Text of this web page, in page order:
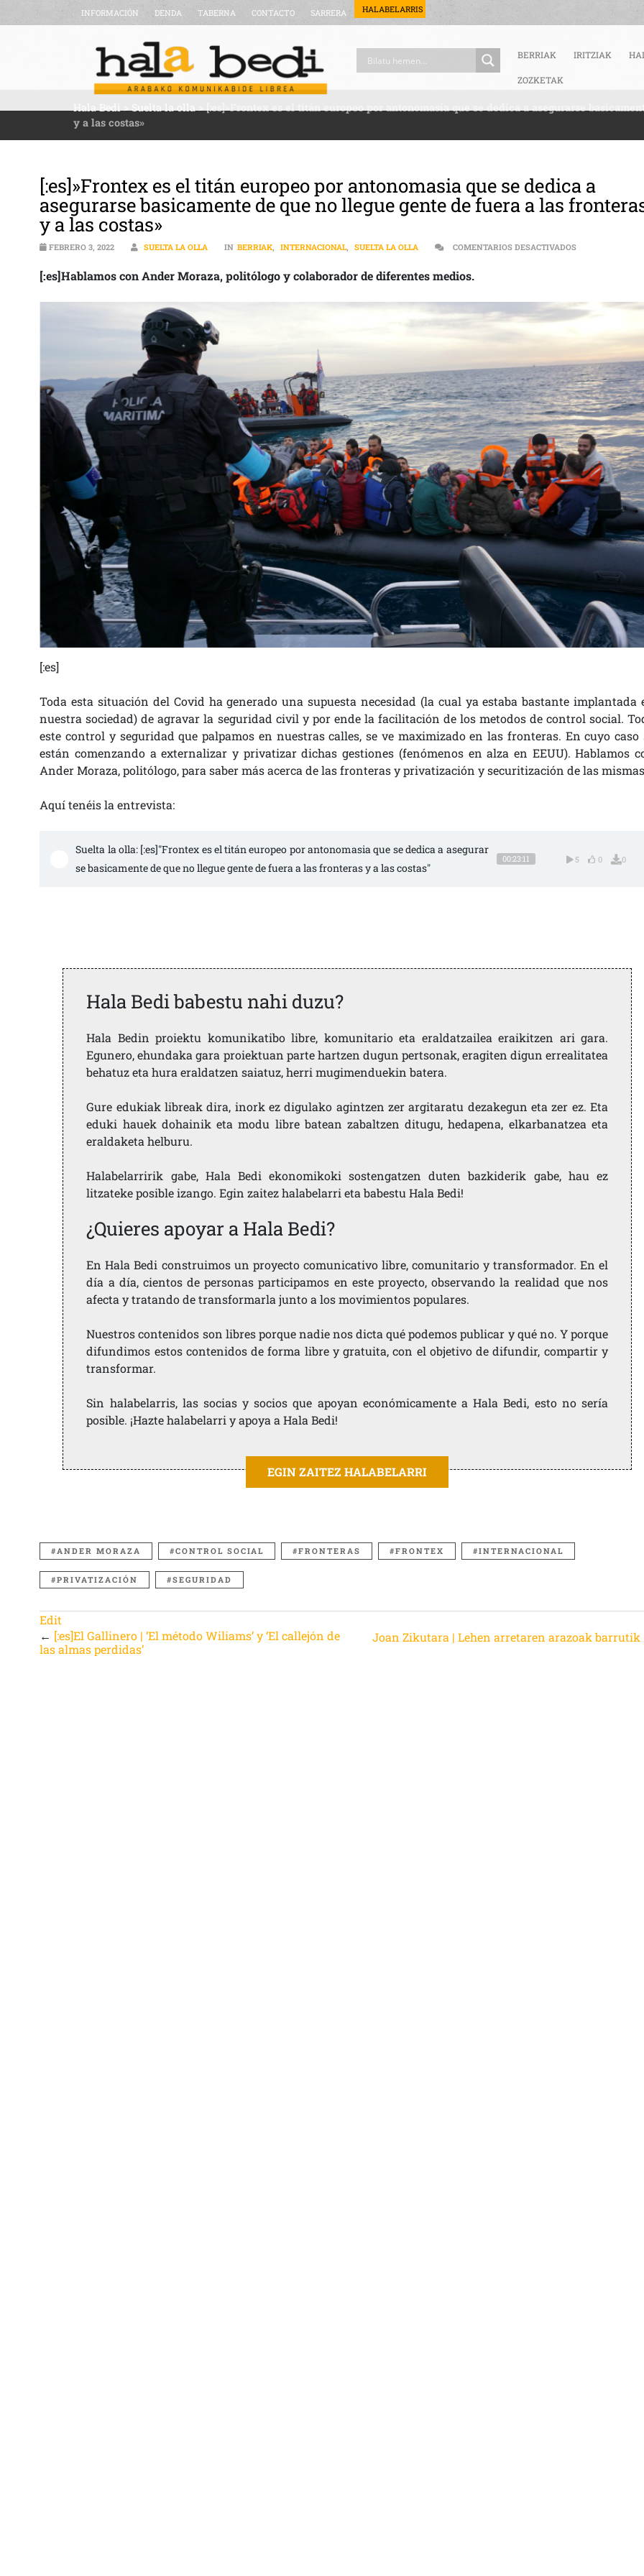
INFORMACIÓN DENDA TABERNA CONTACTO SARRERA HALABELARRIS
BERRIAK IRITZIAK
ZOZKETAK
Hala Bedi>Suelta la olla>[:es]»Frontex es el titán europeo por antonomasia que se dedica a asegurarse
y a las costas»
[:es]»Frontex es el titán europeo por antonomasia que se dedica a
asegurarse basicamente de que no llegue gente de fuera a las
y a las costas»
FEBRERO 3, 2022 SUELTA LA OLLA IN BERRIAK, INTERNACIONAL, SUELTA LA OLLA COMENTARIOS DESACTIVADOSEN
[:es]Hablamos con Ander Moraza, politólogo y colaborador de diferentes medios.
[:es]
Toda esta situación del Covid ha generado una supuesta necesidad (la cual ya estaba bastante implantada
nuestra sociedad) de agravar la seguridad civil y por ende la facilitación de los metodos de control social.
este control y seguridad que palpamos en nuestras calles, se ve maximizado en las fronteras. En cuyo caso
están comenzando a externalizar y privatizar dichas gestiones (fenómenos en alza en EEUU). Hablamos
Ander Moraza, politólogo, para saber más acerca de las fronteras y privatización y securitización de las
Aquí tenéis la entrevista:
Suelta la olla: [:es]"Frontex es el titán europeo por antonomasia que se dedica a asegurar
se basicamente de que no llegue gente de fuera a las fronteras y a las costas"
00:23:11 5 0 0
Hala Bedi babestu nahi duzu?
Hala Bedin proiektu komunikatibo libre, komunitario eta eraldatzailea eraikitzen ari gara.
Egunero, ehundaka gara proiektuan parte hartzen dugun pertsonak, eragiten digun errealitatea
behatuz eta hura eraldatzen saiatuz, herri mugimenduekin batera.
Gure edukiak libreak dira, inork ez digulako agintzen zer argitaratu dezakegun eta zer ez. Eta
eduki hauek dohainik eta modu libre batean zabaltzen ditugu, hedapena, elkarbanatzea eta
eraldaketa helburu.
Halabelarririk gabe, Hala Bedi ekonomikoki sostengatzen duten bazkiderik gabe, hau ez
litzateke posible izango. Egin zaitez halabelarri eta babestu Hala Bedi!
¿Quieres apoyar a Hala Bedi?
En Hala Bedi construimos un proyecto comunicativo libre, comunitario y transformador. En el
día a día, cientos de personas participamos en este proyecto, observando la realidad que nos
afecta y tratando de transformarla junto a los movimientos populares.
Nuestros contenidos son libres porque nadie nos dicta qué podemos publicar y qué no. Y porque
difundimos estos contenidos de forma libre y gratuita, con el objetivo de difundir, compartir y
transformar.
Sin halabelarris, las socias y socios que apoyan económicamente a Hala Bedi, esto no sería
posible. ¡Hazte halabelarri y apoya a Hala Bedi!
EGIN ZAITEZ HALABELARRI
ANDER MORAZA CONTROL SOCIAL FRONTERAS FRONTEX INTERNACIONAL
PRIVATIZACIÓN SEGURIDAD
Edit
← [:es]El Gallinero | ‘El método Wiliams’ y ‘El callejón de
las almas perdidas’
Joan Zikutara | Lehen arretaren arazoak barrutik